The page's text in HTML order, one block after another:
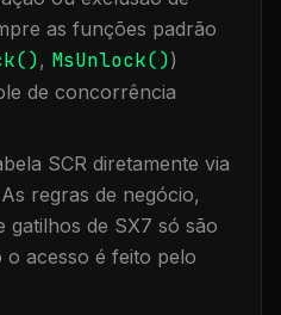
as funções padrão
, MsUnlock())
de concorrência
SCR diretamente via
regras de negócio,
gatilhos de SX7 só são
o acesso é feito pelo